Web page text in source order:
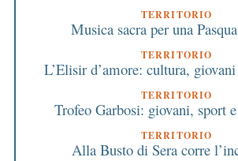
TERRITORIO
Musica sacra per una
TERRITORIO
L’Elisir d’amore: cultura,
TERRITORIO
Trofeo Garbosi: giovani, sport
TERRITORIO
Alla Busto di Sera corre